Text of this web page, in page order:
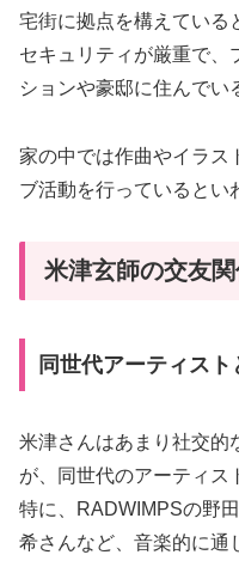
宅街に拠点を構えている
セキュリティが厳重で、
ションや豪邸に住んでい
家の中では作曲やイラス
ブ活動を行っているとい
米津玄師の交友
同世代アーティスト
米津さんはあまり社交的
が、同世代のアーティス
特に、RADWIMPSの野
希さんなど、音楽的に通